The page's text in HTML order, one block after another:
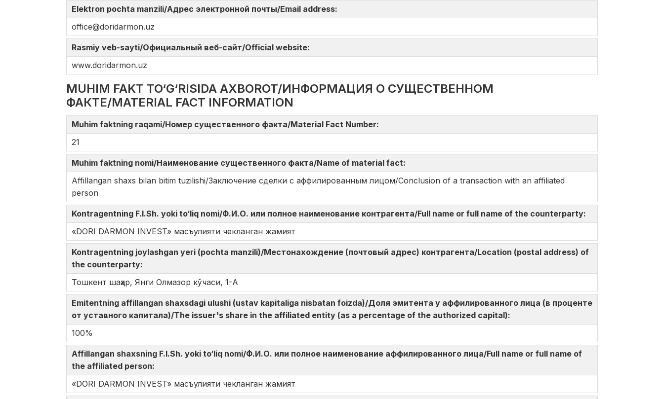
Elektron pochta manzili/Адрес электронной почты/Email address:
office@doridarmon.uz
Rasmiy veb-sayti/Официальный веб-сайт/Official website:
www.doridarmon.uz
MUHIM FAKT TO‘G‘RISIDA AXBOROT/ИНФОРМАЦИЯ О СУЩЕСТВЕННОМ
ФАКТЕ/MATERIAL FACT INFORMATION
Muhim faktning raqami/Номер существенного факта/Material Fact Number:
21
Muhim faktning nomi/Наименование существенного факта/Name of material fact:
Affillangan shaxs bilan bitim tuzilishi/Заключение сделки с аффилированным лицом/Conclusion of a transaction with an affiliated
person
Kontragentning F.I.Sh. yoki to‘liq nomi/Ф.И.О. или полное наименование контрагента/Full name or full name of the counterparty:
«DORI DARMON INVEST» масъулияти чекланган жамият
Kontragentning joylashgan yeri (pochta manzili)/Местонахождение (почтовый адрес) контрагента/Location (postal address) of
the counterparty:
Тошкент шаҳар, Янги Олмазор кўчаси, 1-А
Emitentning affillangan shaxsdagi ulushi (ustav kapitaliga nisbatan foizda)/Доля эмитента у аффилированного лица (в проценте
от уставного капитала)/The issuer's share in the affiliated entity (as a percentage of the authorized capital):
100%
Affillangan shaxsning F.I.Sh. yoki to‘liq nomi/Ф.И.О. или полное наименование аффилированного лица/Full name or full name of
the affiliated person:
«DORI DARMON INVEST» масъулияти чекланган жамият